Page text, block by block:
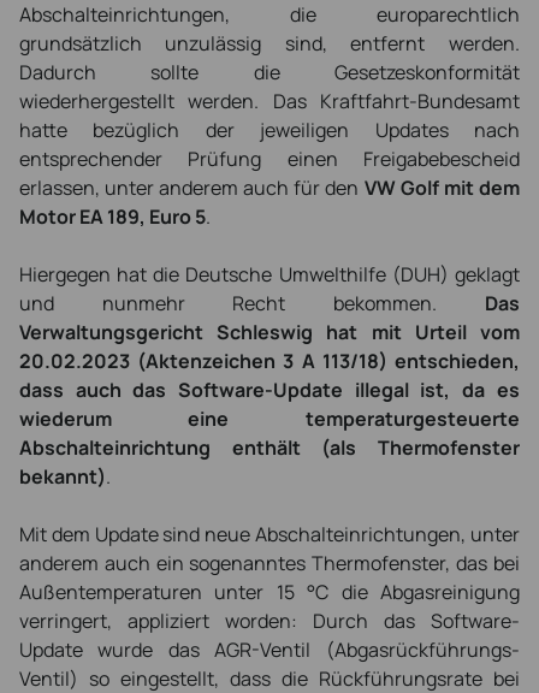
Abschalteinrichtungen, die europarechtlich
grundsätzlich unzulässig sind, entfernt werden.
Dadurch sollte die Gesetzeskonformität
wiederhergestellt werden. Das Kraftfahrt-Bundesamt
hatte bezüglich der jeweiligen Updates nach
entsprechender Prüfung einen Freigabebescheid
erlassen, unter anderem auch für den VW Golf mit dem
Motor EA 189, Euro 5.
Hiergegen hat die Deutsche Umwelthilfe (DUH) geklagt
und nunmehr Recht bekommen. Das
Verwaltungsgericht Schleswig hat mit Urteil vom
20.02.2023 (Aktenzeichen 3 A 113/18) entschieden,
dass auch das Software-Update illegal ist, da es
wiederum eine temperaturgesteuerte
Abschalteinrichtung enthält (als Thermofenster
bekannt).
Mit dem Update sind neue Abschalteinrichtungen, unter
anderem auch ein sogenanntes Thermofenster, das bei
Außentemperaturen unter 15 °C die Abgasreinigung
verringert, appliziert worden: Durch das Software-
Update wurde das AGR-Ventil (Abgasrückführungs-
Ventil) so eingestellt, dass die Rückführungsrate bei